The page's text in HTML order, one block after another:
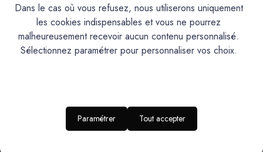
142,20€ 276,20€
Dans le cas où vous refusez, nous utiliserons uniquement
les cookies indispensables et vous ne pourrez
malheureusement recevoir aucun contenu personnalisé.
Sélectionnez paramétrer pour personnaliser vos choix.
Paramétrer Tout accepter